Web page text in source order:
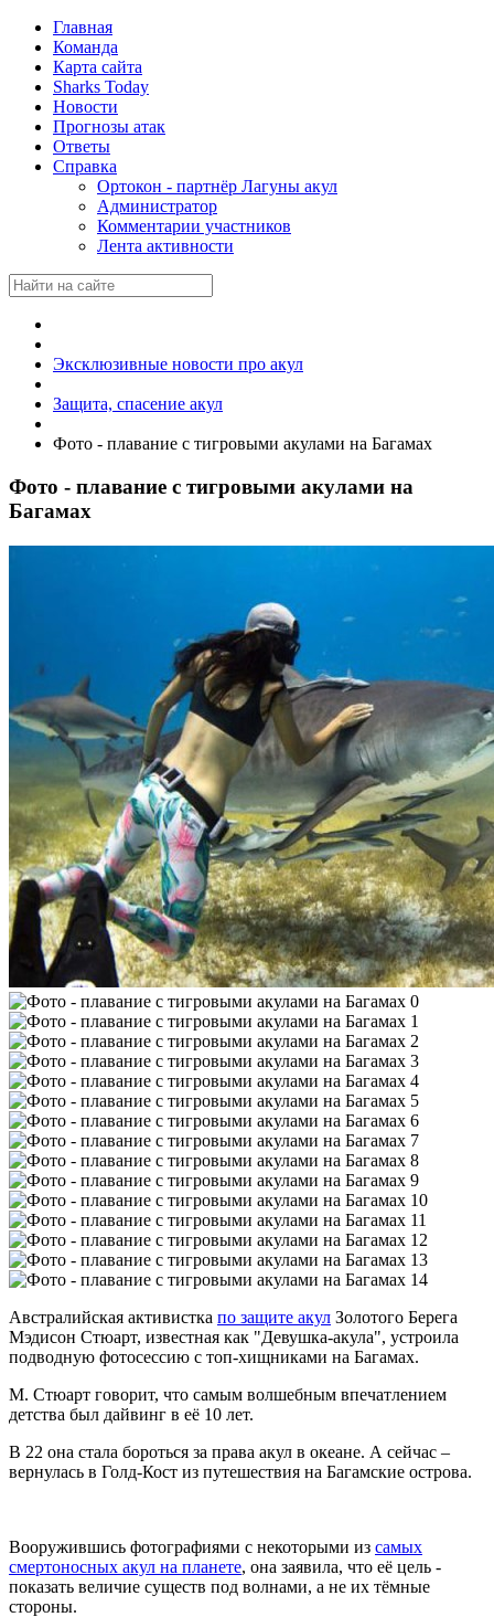
Главная
Команда
Карта сайта
Sharks Today
Новости
Прогнозы атак
Ответы
Справка
Ортокон - партнёр Лагуны акул
Администратор
Комментарии участников
Лента активности
Эксклюзивные новости про акул
Защита, спасение акул
Фото - плавание с тигровыми акулами на Багамах
Фото - плавание с тигровыми акулами на
Багамах
Австралийская активистка по защите акул Золотого Берега
Мэдисон Стюарт, известная как "Девушка-акула", устроила
подводную фотосессию с топ-хищниками на Багамах.
М. Стюарт говорит, что самым волшебным впечатлением
детства был дайвинг в её 10 лет.
В 22 она стала бороться за права акул в океане. А сейчас –
вернулась в Голд-Кост из путешествия на Багамские острова.
Вооружившись фотографиями с некоторыми из самых
смертоносных акул на планете, она заявила, что её цель -
показать величие существ под волнами, а не их тёмные
стороны.